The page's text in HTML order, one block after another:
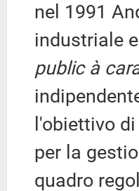
nel 1991
industriale
public à
l'obiettivo
per la
quadro